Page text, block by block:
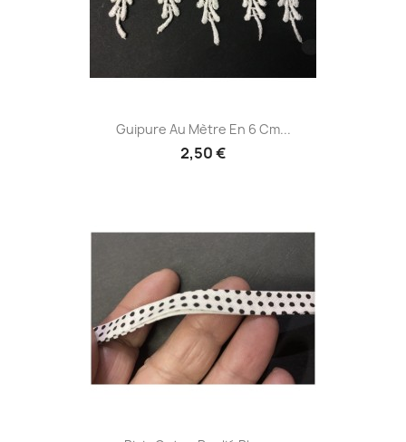
Guipure Au Mètre En 6 Cm...
2,50 €